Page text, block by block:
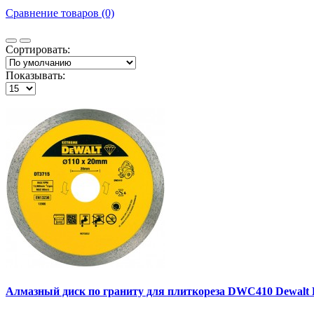
Сравнение товаров (0)
Сортировать:
Показывать:
Алмазный диск по граниту для плиткореза DWC410 Dewalt